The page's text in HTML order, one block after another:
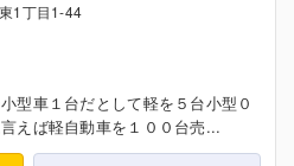
1丁目1-44
型車１台だとして軽を５台小型０
えば軽自動車を１００台売...